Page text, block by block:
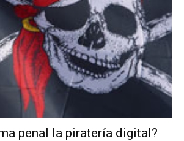
penal la piratería digital?